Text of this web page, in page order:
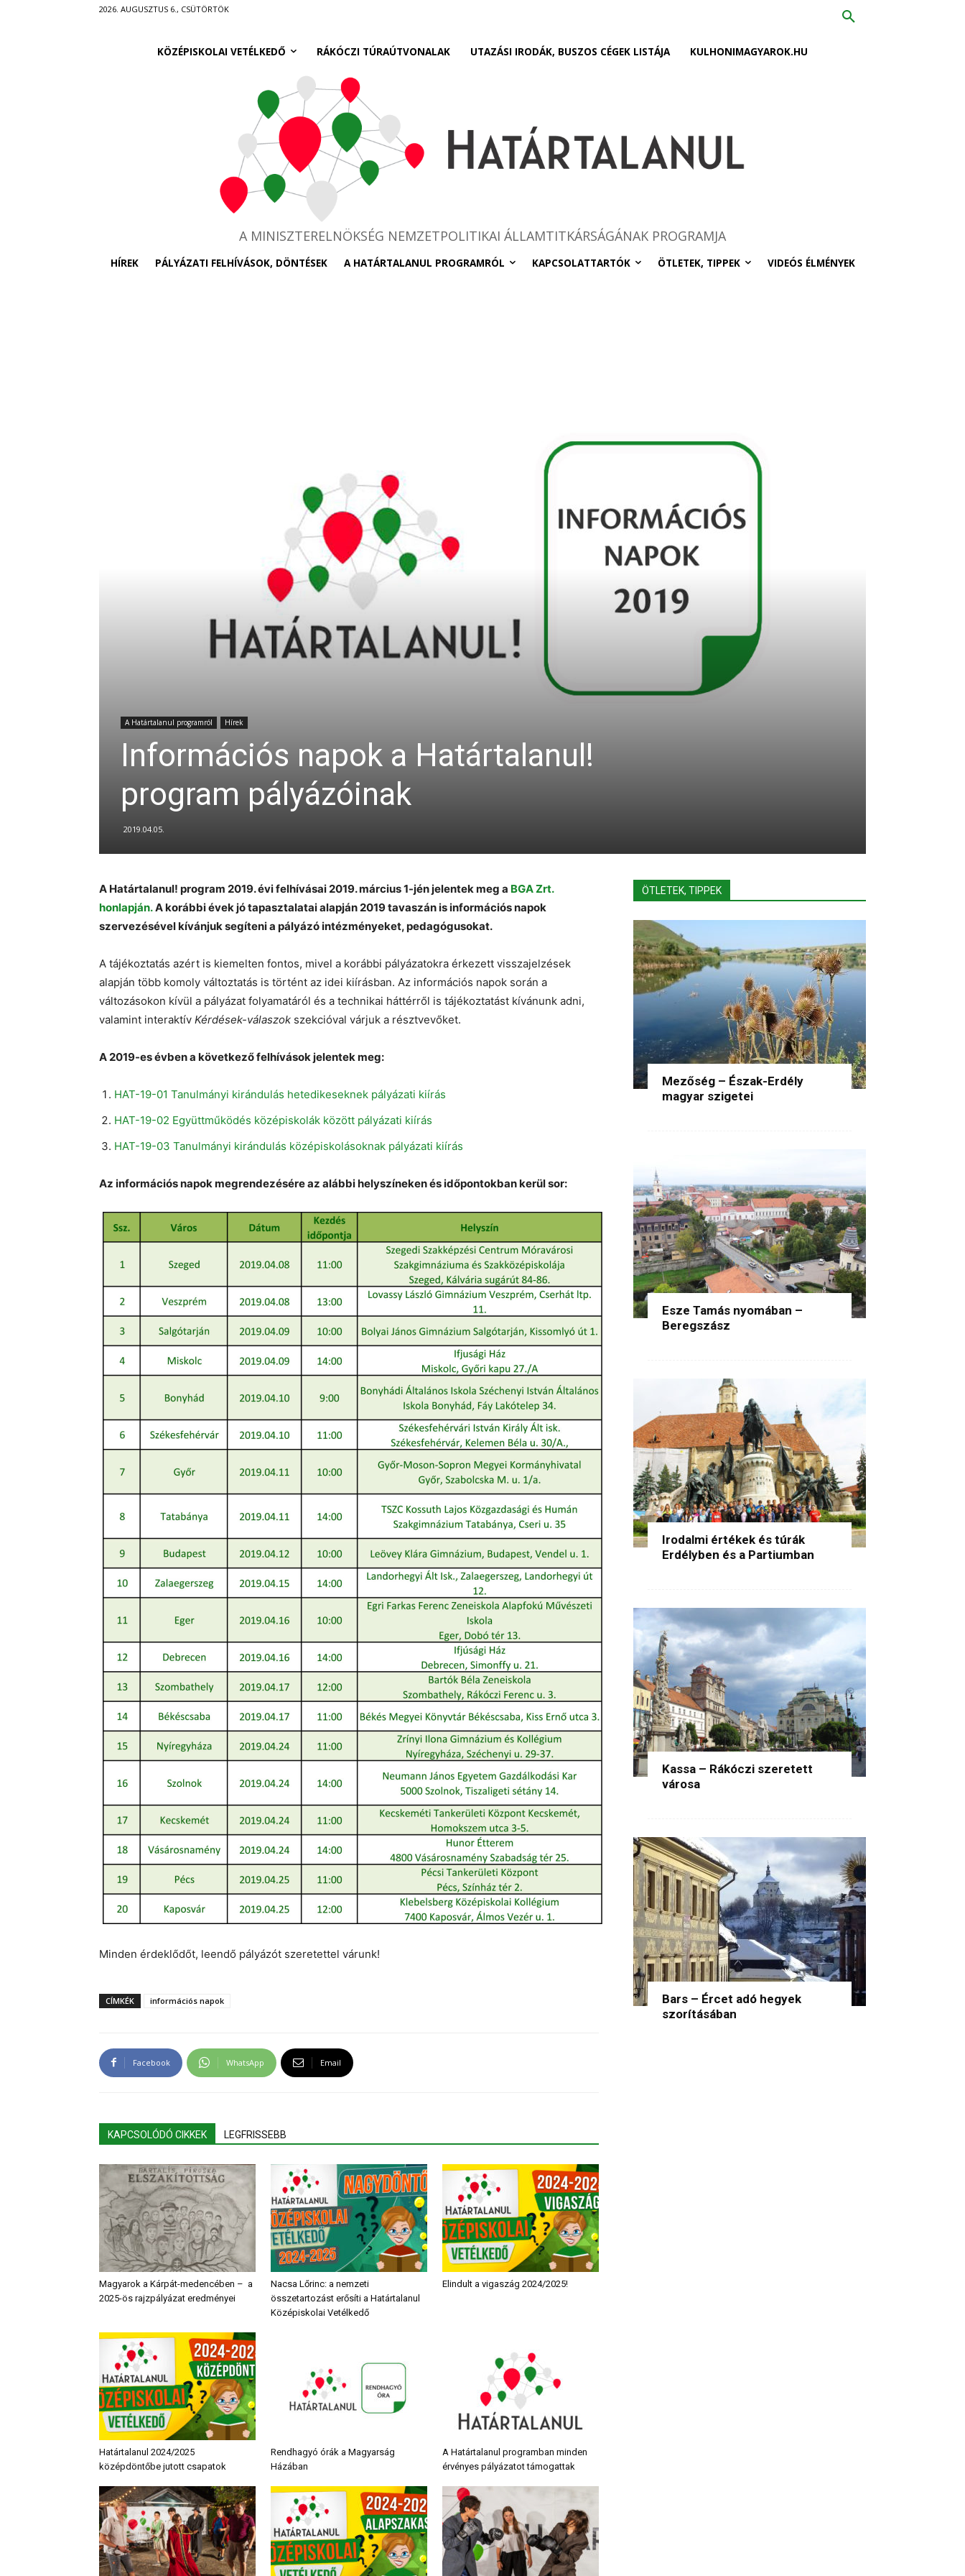
2026. AUGUSZTUS 6., CSÜTÖRTÖK
KÖZÉPISKOLAI VETÉLKEDŐ RÁKÓCZI TÚRAÚTVONALAK UTAZÁSI IRODÁK, BUSZOS CÉGEK LISTÁJA KULHONIMAGYAROK.HU
A MINISZTERELNÖKSÉG NEMZETPOLITIKAI ÁLLAMTITKÁRSÁGÁNAK PROGRAMJA
HÍREK PÁLYÁZATI FELHÍVÁSOK, DÖNTÉSEK A HATÁRTALANUL PROGRAMRÓL KAPCSOLATTARTÓK ÖTLETEK, TIPPEK VIDEÓS ÉLMÉNYEK
A Határtalanul programról Hírek
Információs napok a Határtalanul!
program pályázóinak
2019.04.05.
A Határtalanul! program 2019. évi felhívásai 2019. március 1-jén jelentek meg a BGA Zrt.
honlapján.A korábbi évek jó tapasztalatai alapján 2019 tavaszán is információs napok
szervezésével kívánjuk segíteni a pályázó intézményeket, pedagógusokat.
A tájékoztatás azért is kiemelten fontos, mivel a korábbi pályázatokra érkezett visszajelzések
alapján több komoly változtatás is történt az idei kiírásban. Az információs napok során a
változásokon kívül a pályázat folyamatáról és a technikai háttérről is tájékoztatást kívánunk adni,
valamint interaktív Kérdések-válaszok szekcióval várjuk a résztvevőket.
A 2019-es évben a következő felhívások jelentek meg:
HAT-19-01 Tanulmányi kirándulás hetedikeseknek pályázati kiírás
HAT-19-02 Együttműködés középiskolák között pályázati kiírás
HAT-19-03 Tanulmányi kirándulás középiskolásoknak pályázati kiírás
Az információs napok megrendezésére az alábbi helyszíneken és időpontokban kerül sor:
Minden érdeklődőt, leendő pályázót szeretettel várunk!
CÍMKÉK információs napok
Facebook WhatsApp Email
KAPCSOLÓDÓ CIKKEK LEGFRISSEBB
Magyarok a Kárpát-medencében – a
2025-ös rajzpályázat eredményei
Nacsa Lőrinc: a nemzeti
összetartozást erősíti a Határtalanul
Középiskolai Vetélkedő
Elindult a vigaszág 2024/2025!
Határtalanul 2024/2025
középdöntőbe jutott csapatok
Rendhagyó órák a Magyarság
Házában
A Határtalanul programban minden
érvényes pályázatot támogattak
ÖTLETEK, TIPPEK
Mezőség – Észak-Erdély
magyar szigetei
Esze Tamás nyomában –
Beregszász
Irodalmi értékek és túrák
Erdélyben és a Partiumban
Kassa – Rákóczi szeretett
városa
Bars – Ércet adó hegyek
szorításában